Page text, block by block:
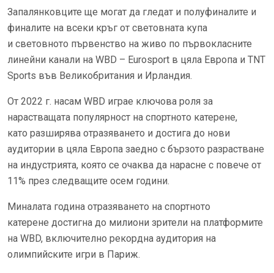
Запалянковците ще могат да гледат и полуфиналите и
финалите на всеки кръг от световната купа
и световното първенство на живо по първокласните
линейни канали на WBD – Eurosport в цяла Европа и TNT
Sports във Великобритания и Ирландия.
От 2022 г. насам WBD играе ключова роля за
нарастващата популярност на спортното катерене,
като разширява отразяването и достига до нови
аудитории в цяла Европа заедно с бързото разрастване
на индустрията, която се очаква да нарасне с повече от
11% през следващите осем години.
Миналата година отразяването на спортното
катерене достигна до милиони зрители на платформите
на WBD, включително рекордна аудитория на
олимпийските игри в Париж.